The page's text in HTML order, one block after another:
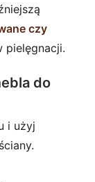
czy
pielęgnacji.
do
i użyj